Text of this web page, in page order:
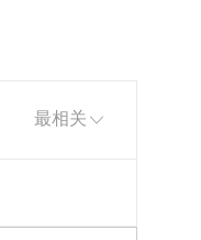
排序依据